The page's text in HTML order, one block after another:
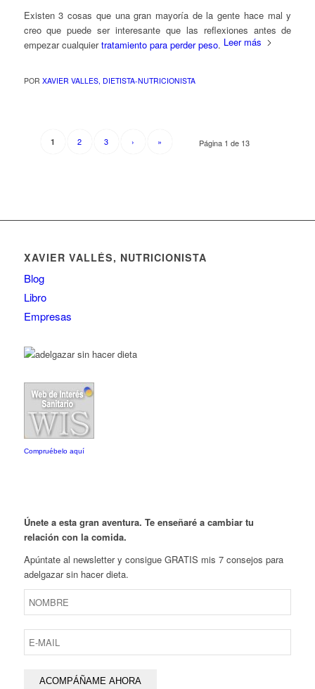
Existen 3 cosas que una gran mayoría de la gente hace mal y
creo que puede ser interesante que las reflexiones antes de
empezar cualquiertratamiento para perder peso. Leer más
POR XAVIER VALLES, DIETISTA-NUTRICIONISTA
Página 1 de 13
1 2 3 › »
XAVIER VALLÉS, NUTRICIONISTA
Blog
Libro
Empresas
Compruébelo aquí
Únete a esta gran aventura. Te enseñaré a cambiar tu
relación con la comida.
Apúntate al newsletter y consigue GRATIS mis 7 consejos para
adelgazar sin hacer dieta.